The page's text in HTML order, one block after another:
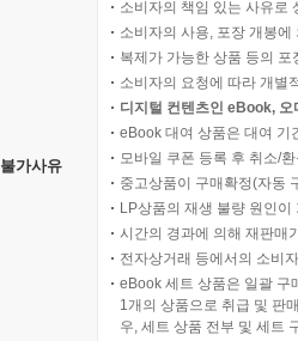
가사유
소비자의 책임 있는 사유로
소비자의 사용, 포장 개봉
복제가 가능한 상품 등의
소비자의 요청에 따라 개별
디지털 컨텐츠인 eBook,
eBook 대여 상품은 대여 기
모바일 쿠폰 등록 후 취소/
중고상품이 구매확정(자동
LP상품의 재생 불량 원인
시간의 경과에 의해 재판매
전자상거래 등에서의 소비
eBook 세트 상품은 일괄 구
1개의 상품으로 취급 및 판
우, 세트 상품 전부 및 세트